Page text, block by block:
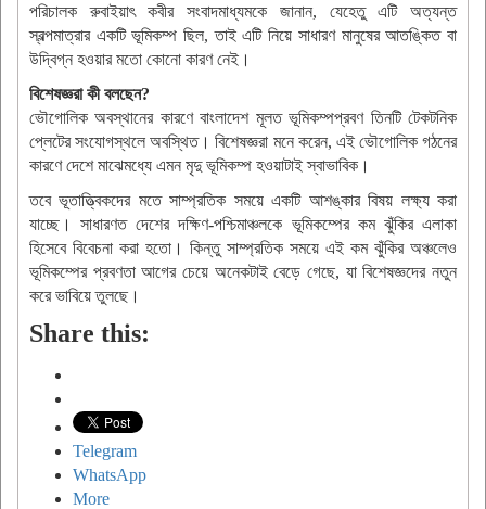
পরিচালক রুবাইয়াৎ কবীর সংবাদমাধ্যমকে জানান, যেহেতু এটি অত্যন্ত
স্বল্পমাত্রার একটি ভূমিকম্প ছিল, তাই এটি নিয়ে সাধারণ মানুষের আতঙ্কিত বা
উদ্বিগ্ন হওয়ার মতো কোনো কারণ নেই।
বিশেষজ্ঞরা কী বলছেন?
ভৌগোলিক অবস্থানের কারণে বাংলাদেশ মূলত ভূমিকম্পপ্রবণ তিনটি টেকটনিক
প্লেটের সংযোগস্থলে অবস্থিত। বিশেষজ্ঞরা মনে করেন, এই ভৌগোলিক গঠনের
কারণে দেশে মাঝেমধ্যে এমন মৃদু ভূমিকম্প হওয়াটাই স্বাভাবিক।
তবে ভূতাত্ত্বিকদের মতে সাম্প্রতিক সময়ে একটি আশঙ্কার বিষয় লক্ষ্য করা
যাচ্ছে। সাধারণত দেশের দক্ষিণ-পশ্চিমাঞ্চলকে ভূমিকম্পের কম ঝুঁকির এলাকা
হিসেবে বিবেচনা করা হতো। কিন্তু সাম্প্রতিক সময়ে এই কম ঝুঁকির অঞ্চলেও
ভূমিকম্পের প্রবণতা আগের চেয়ে অনেকটাই বেড়ে গেছে, যা বিশেষজ্ঞদের নতুন
করে ভাবিয়ে তুলছে।
Share this:
Telegram
WhatsApp
More